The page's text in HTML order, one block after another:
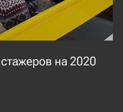
на 2020